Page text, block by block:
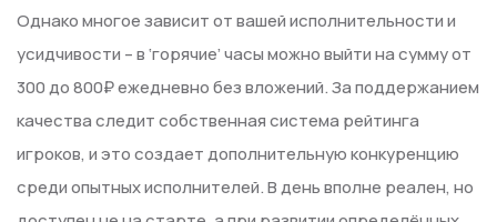
Однако многое зависит от вашей исполнительности и
усидчивости – в ‘горячие’ часы можно выйти на сумму от
300 до 800₽ ежедневно без вложений. За поддержанием
качества следит собственная система рейтинга
игроков, и это создает дополнительную конкуренцию
среди опытных исполнителей. В день вполне реален, но